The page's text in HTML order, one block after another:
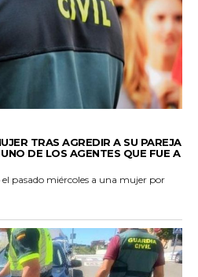
TRAS AGREDIR A SU PAREJA
DE LOS AGENTES QUE FUE A
pasado miércoles a una mujer por